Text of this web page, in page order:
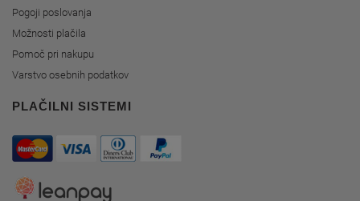
Pogoji poslovanja
Možnosti plačila
Pomoč pri nakupu
Varstvo osebnih podatkov
PLAČILNI SISTEMI